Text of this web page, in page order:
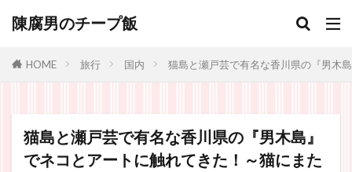
陳腐男のチープ飯
HOME 旅行 国内 猫島と瀬戸芸で有名な香川県の『男木
猫島と瀬戸芸で有名な香川県の『男木島』
でネコとアートに触れてきた！～猫にまた